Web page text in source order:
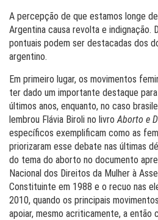
A percepção de que estamos longe
Argentina causa revolta e indignação.
pontuais podem ser destacadas dos
argentino.
Em primeiro lugar, os movimentos
ter dado um importante destaque
últimos anos, enquanto, no caso
lembrou Flávia Biroli no livroAborto e
específicos exemplificam como as
priorizaram esse debate nas últimas
do tema do aborto no documento
Nacional dos Direitos da Mulher à
Constituinte em 1988 e o recuo nas
2010, quando os principais
apoiar, mesmo acriticamente, a então